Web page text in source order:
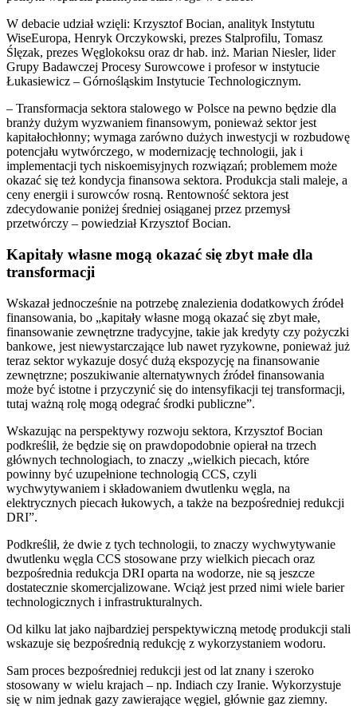
W debacie udział wzięli: Krzysztof Bocian, analityk Instytutu
WiseEuropa, Henryk Orczykowski, prezes Stalprofilu, Tomasz
Ślęzak, prezes Węglokoksu oraz dr hab. inż. Marian Niesler, lider
Grupy Badawczej Procesy Surowcowe i profesor w instytucie
Łukasiewicz – Górnośląskim Instytucie Technologicznym.
– Transformacja sektora stalowego w Polsce na pewno będzie dla
branży dużym wyzwaniem finansowym, ponieważ sektor jest
kapitałochłonny; wymaga zarówno dużych inwestycji w rozbudowę
potencjału wytwórczego, w modernizację technologii, jak i
implementacji tych niskoemisyjnych rozwiązań; problemem może
okazać się też kondycja finansowa sektora. Produkcja stali maleje, a
ceny energii i surowców rosną. Rentowność sektora jest
zdecydowanie poniżej średniej osiąganej przez przemysł
przetwórczy – powiedział Krzysztof Bocian.
Kapitały własne mogą okazać się zbyt małe dla
transformacji
Wskazał jednocześnie na potrzebę znalezienia dodatkowych źródeł
finansowania, bo „kapitały własne mogą okazać się zbyt małe,
finansowanie zewnętrzne tradycyjne, takie jak kredyty czy pożyczki
bankowe, jest niewystarczające lub nawet ryzykowne, ponieważ już
teraz sektor wykazuje dosyć dużą ekspozycję na finansowanie
zewnętrzne; poszukiwanie alternatywnych źródeł finansowania
może być istotne i przyczynić się do intensyfikacji tej transformacji,
tutaj ważną rolę mogą odegrać środki publiczne”.
Wskazując na perspektywy rozwoju sektora, Krzysztof Bocian
podkreślił, że będzie się on prawdopodobnie opierał na trzech
głównych technologiach, to znaczy „wielkich piecach, które
powinny być uzupełnione technologią CCS, czyli
wychwytywaniem i składowaniem dwutlenku węgla, na
elektrycznych piecach łukowych, a także na bezpośredniej redukcji
DRI”.
Podkreślił, że dwie z tych technologii, to znaczy wychwytywanie
dwutlenku węgla CCS stosowane przy wielkich piecach oraz
bezpośrednia redukcja DRI oparta na wodorze, nie są jeszcze
dostatecznie skomercjalizowane. Wciąż jest przed nimi wiele barier
technologicznych i infrastrukturalnych.
Od kilku lat jako najbardziej perspektywiczną metodę produkcji stali
wskazuje się bezpośrednią redukcję z wykorzystaniem wodoru.
Sam proces bezpośredniej redukcji jest od lat znany i szeroko
stosowany w wielu krajach – np. Indiach czy Iranie. Wykorzystuje
się w nim jednak gazy zawierające węgiel, głównie gaz ziemny.